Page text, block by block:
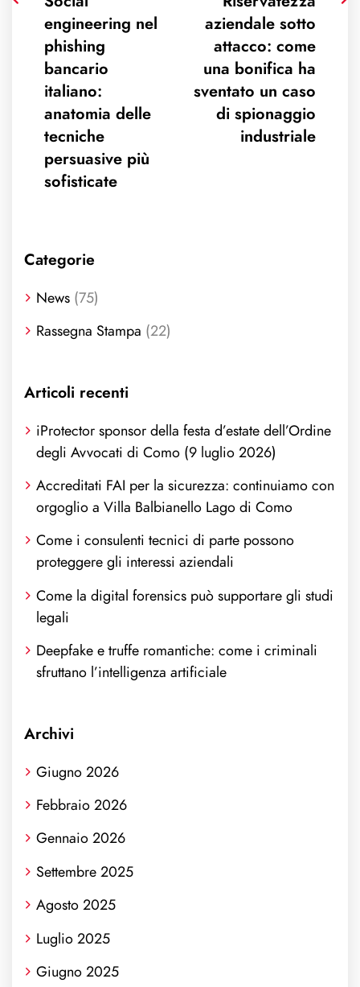
engineering nel
phishing
bancario
italiano:
anatomia delle
tecniche
persuasive più
sofisticate
aziendale sotto
attacco: come
una bonifica ha
sventato un caso
di spionaggio
industriale
Categorie
News (75)
Rassegna Stampa (22)
Articoli recenti
iProtector sponsor della festa d’estate dell’Ordine
degli Avvocati di Como (9 luglio 2026)
Accreditati FAI per la sicurezza: continuiamo con
orgoglio a Villa Balbianello Lago di Como
Come i consulenti tecnici di parte possono
proteggere gli interessi aziendali
Come la digital forensics può supportare gli studi
legali
Deepfake e truffe romantiche: come i criminali
sfruttano l’intelligenza artificiale
Archivi
Giugno 2026
Febbraio 2026
Gennaio 2026
Settembre 2025
Agosto 2025
Luglio 2025
Giugno 2025